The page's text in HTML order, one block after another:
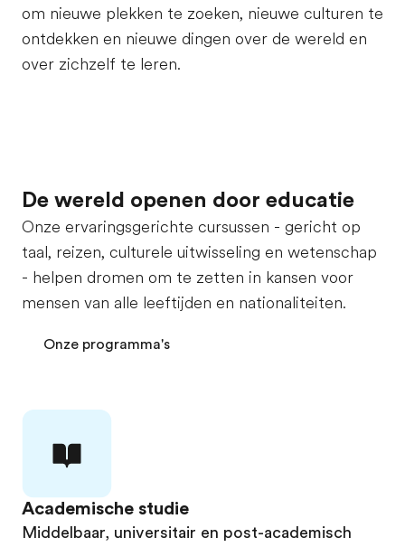
Over ons
Wie wij zijn
om nieuwe plekken te zoeken, nieuwe culturen te
ontdekken en nieuwe dingen over de wereld en
over zichzelf te leren.
De wereld openen door educatie
Onze ervaringsgerichte cursussen - gericht op
taal, reizen, culturele uitwisseling en wetenschap
- helpen dromen om te zetten in kansen voor
mensen van alle leeftijden en nationaliteiten.
Onze programma's
Academische studie
Middelbaar, universitair en post-academisch